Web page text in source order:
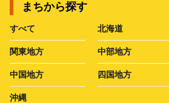
まちから探す
すべて 北海道
関東地方 中部地方
中国地方 四国地方
沖縄